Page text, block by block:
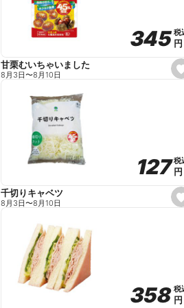
345
345税
税
円
円
甘栗むいちゃいました
8月3日〜8月10日
127
127税
税
円
円
千切りキャベツ
8月3日〜8月10日
358
358税
税
円
円